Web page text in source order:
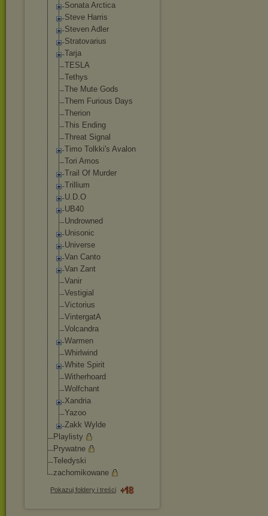
Sonata Arctica
Steve Harris
Steven Adler
Stratovarius
Tarja
TESLA
Tethys
The Mute Gods
Them Furious Days
Therion
This Ending
Threat Signal
Timo Tolkki's Avalon
Tori Amos
Trail Of Murder
Trillium
U.D.O
UB40
Undrowned
Unisonic
Universe
Van Canto
Van Zant
Vanir
Vestigial
Victorius
VintergatA
Volcandra
Warmen
Whirlwind
White Spirit
Witherhoard
Wolfchant
Xandria
Yazoo
Zakk Wylde
Playlisty
Prywatne
Teledyski
zachomikowane
Pokazuj foldery i treści